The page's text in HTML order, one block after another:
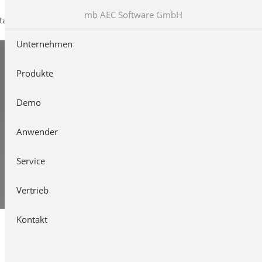
mb AEC Software GmbH
Unternehmen
Produkte
Demo
Anwender
Service
Vertrieb
Kontakt